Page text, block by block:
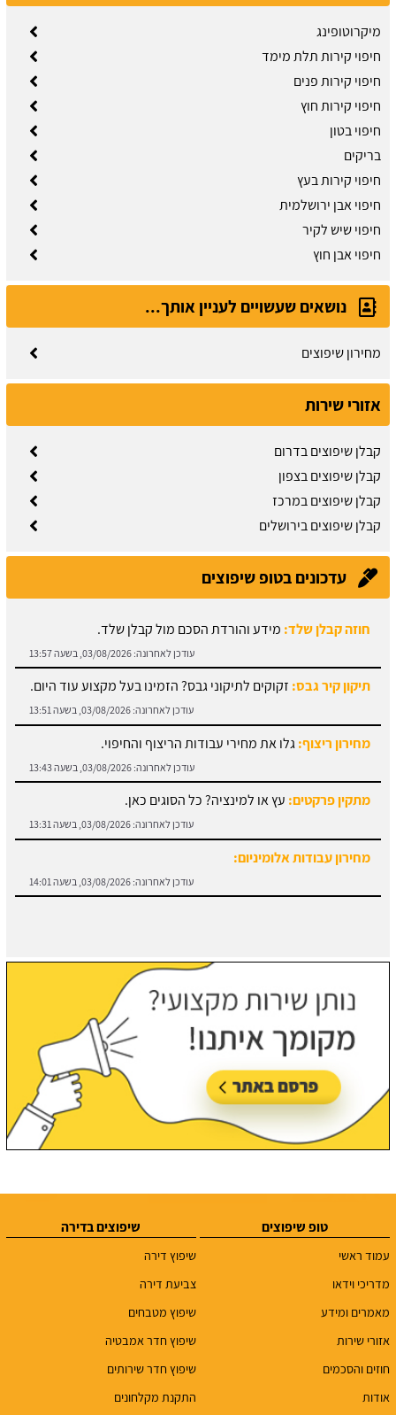
מיקרוטופינג
חיפוי קירות תלת מימד
חיפוי קירות פנים
חיפוי קירות חוץ
חיפוי בטון
בריקים
חיפוי קירות בעץ
חיפוי אבן ירושלמית
חיפוי שיש לקיר
חיפוי אבן חוץ
נושאים שעשויים לעניין אותך...
מחירון שיפוצים
אזורי שירות
קבלן שיפוצים בדרום
קבלן שיפוצים בצפון
קבלן שיפוצים במרכז
קבלן שיפוצים בירושלים
עדכונים בטופ שיפוצים
חוזה קבלן שלד: מידע והורדת הסכם מול קבלן שלד.
עודכן לאחרונה: 03/08/2026, בשעה 13:57
תיקון קיר גבס: זקוקים לתיקוני גבס? הזמינו בעל מקצוע עוד היום.
עודכן לאחרונה: 03/08/2026, בשעה 13:51
מחירון ריצוף:גלו את מחירי עבודות הריצוף והחיפוי.
עודכן לאחרונה: 03/08/2026, בשעה 13:43
מתקין פרקטים: עץ או למינציה? כל הסוגים כאן.
עודכן לאחרונה: 03/08/2026, בשעה 13:31
מחירון עבודות אלומיניום:
עודכן לאחרונה: 03/08/2026, בשעה 14:01
טופ שיפוצים
עמוד ראשי
מדריכי וידאו
מאמרים ומידע
אזורי שירות
חוזים והסכמים
אודות
שיפוצים בדירה
שיפוץ דירה
צביעת דירה
שיפוץ מטבחים
שיפוץ חדר אמבטיה
שיפוץ חדר שירותים
התקנת מקלחונים